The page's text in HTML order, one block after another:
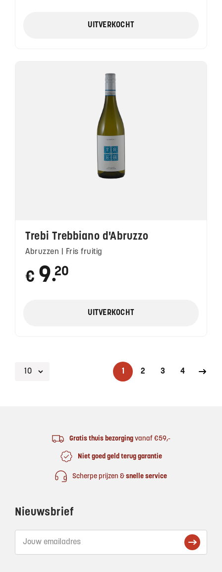
UITVERKOCHT
Trebi Trebbiano d'Abruzzo
Abruzzen | Fris fruitig
€ 9●
20
UITVERKOCHT
1 2 3 4
Gratis thuis bezorgingvanaf €59,-
Niet goed geld terug garantie
Scherpe prijzen & snelle service
Nieuwsbrief